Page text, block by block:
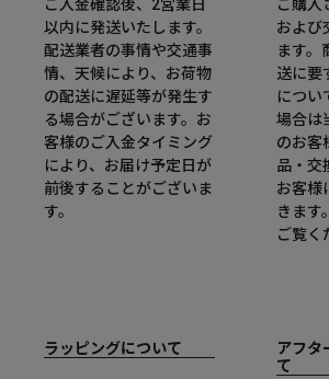
ご入金確認後、2営業日
以内に発送いたします。
配送業者の事情や交通事
情、天候により、お荷物
の配送に遅延等が発生す
る場合がございます。お
客様のご入金タイミング
により、お届け予定日が
前後することがございま
す。
ご購入
および
ます。
送に要
につい
場合は
のお客
品・交
お客様
きます
ご覧く
ラッピングについて
アフタ
て